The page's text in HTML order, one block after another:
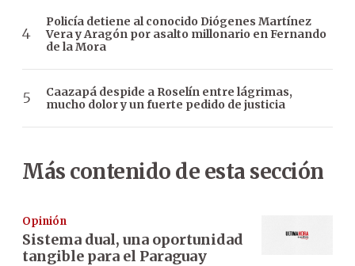
Policía detiene al conocido Diógenes Martínez
Vera y Aragón por asalto millonario en Fernando
de la Mora
Caazapá despide a Roselín entre lágrimas,
mucho dolor y un fuerte pedido de justicia
Más contenido de esta sección
Opinión
Sistema dual, una oportunidad
tangible para el Paraguay